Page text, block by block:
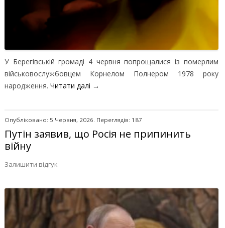
У Берегівській громаді 4 червня попрощалися із померлим
військовослужбовцем Корнелом Полнером 1978 року
народження. Читати далі →
Опубліковано: 5 Червня, 2026. Переглядів: 187
Путін заявив, що Росія не припинить
війну
Залишити відгук